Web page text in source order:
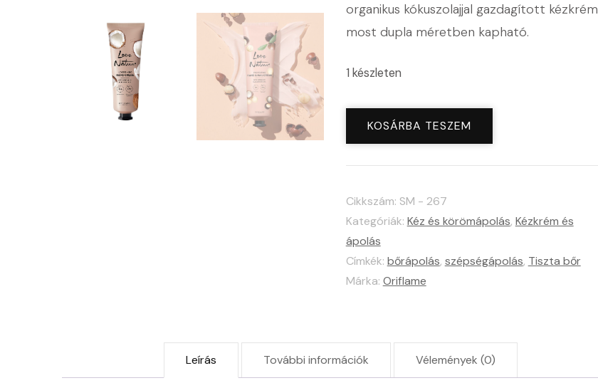
organikus kókuszolajjal gazdagított kézkrém
most dupla méretben kapható.
1 készleten
Love
Nature
organikus
kókuszolajjal
-
KOSÁRBA TESZEM
Cikkszám: SM - 267
Kategóriák: Kéz és körömápolás, Kézkrém és
ápolás
Címkék: bőrápolás, szépségápolás, Tiszta bőr
Márka: Oriflame
Leírás További információk Vélemények (0)